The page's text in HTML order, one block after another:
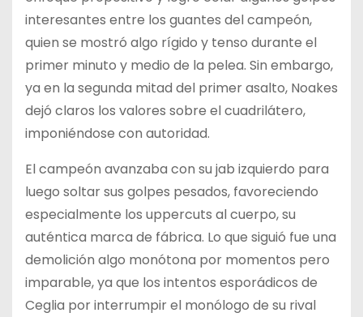
interesantes entre los guantes del campeón,
quien se mostró algo rígido y tenso durante el
primer minuto y medio de la pelea. Sin embargo,
ya en la segunda mitad del primer asalto, Noakes
dejó claros los valores sobre el cuadrilátero,
imponiéndose con autoridad.
El campeón avanzaba con su jab izquierdo para
luego soltar sus golpes pesados, favoreciendo
especialmente los uppercuts al cuerpo, su
auténtica marca de fábrica. Lo que siguió fue una
demolición algo monótona por momentos pero
imparable, ya que los intentos esporádicos de
Ceglia por interrumpir el monólogo de su rival